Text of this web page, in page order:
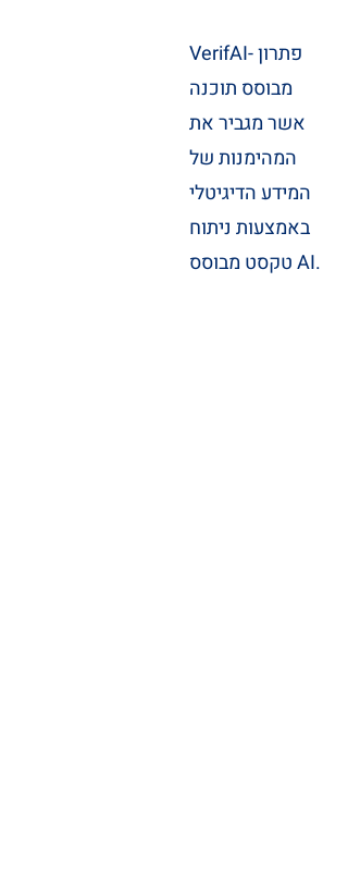
VerifAI- פתרון
מבוסס תוכנה
אשר מגביר את
המהימנות של
המידע הדיגיטלי
באמצעות ניתוח
טקסט מבוסס AI.